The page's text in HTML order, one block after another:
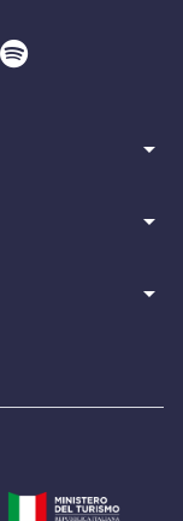
arrow_drop_down
arrow_drop_down
arrow_drop_down